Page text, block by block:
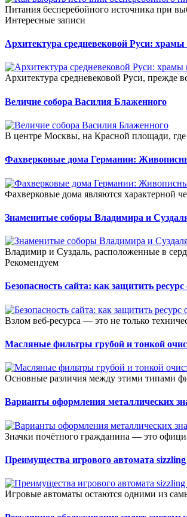
Питания бесперебойного источника при
Интересные записи
Архитектура средневековой Руси:
Архитектура средневековой Руси, прежде
Величие собора Василия Блаженного
В центре Москвы, на Красной площади, где
Фахверковые дома Германии:
Фахверковые дома являются характерной
Знаменитые соборы Владимира и
Владимир и Суздаль, расположенные в
Рекомендуем
Безопасность сайта: как защитить
Взлом веб-ресурса — это не только
Масляные фильтры грубой и тонкой
Основные различия между этими типами
Варианты оформления металлических
Значки почётного гражданина — это
Преимущества игрового автомата
Игровые автоматы остаются одними из